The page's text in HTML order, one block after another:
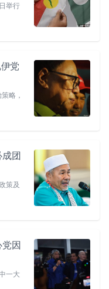
举行
党
略，
团
策及
因
一大